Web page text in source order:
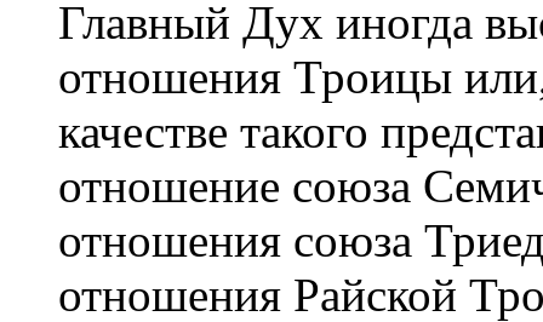
Главный Дух иногда
отношения Троицы или,
качестве такого
отношение союза
отношения союза
отношения Райской